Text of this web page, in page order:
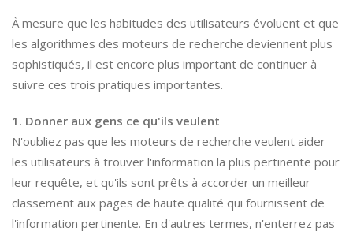
À mesure que les habitudes des utilisateurs évoluent et que
les algorithmes des moteurs de recherche deviennent plus
sophistiqués, il est encore plus important de continuer à
suivre ces trois pratiques importantes.
1. Donner aux gens ce qu'ils veulent
N'oubliez pas que les moteurs de recherche veulent aider
les utilisateurs à trouver l'information la plus pertinente pour
leur requête, et qu'ils sont prêts à accorder un meilleur
classement aux pages de haute qualité qui fournissent de
l'information pertinente. En d'autres termes, n'enterrez pas